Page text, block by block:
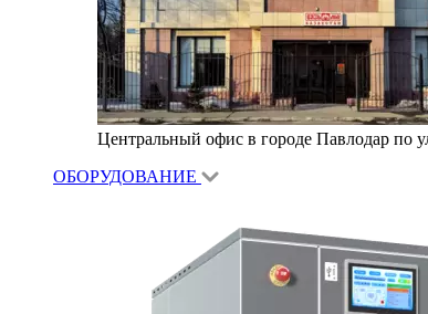
Центральный офис в городе Павлодар по
ОБОРУДОВАНИЕ